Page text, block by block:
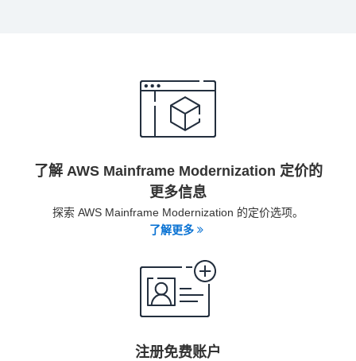
了解 AWS Mainframe Modernization 定价的
更多信息
探索 AWS Mainframe Modernization 的定价选项。
了解更多
注册免费账户